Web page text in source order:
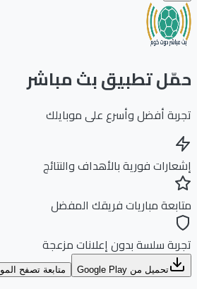
تطبيق بث مباشر
أفضل وأسرع على موبايلك
فورية بالأهداف والنتائج
مباريات فريقك المفضل
سلسة بدون إعلانات مزعجة
تحميل من Google Play متابعة تصفح الموقع